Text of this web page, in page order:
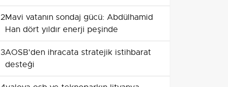
2Mavi vatanın sondaj gücü: Abdülhamid
Han dört yıldır enerji peşinde
3AOSB'den ihracata stratejik istihbarat
desteği